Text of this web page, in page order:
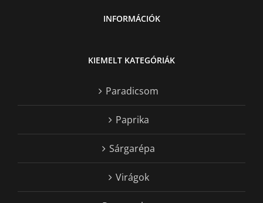
INFORMÁCIÓK
KIEMELT KATEGÓRIÁK
Paradicsom
Paprika
Sárgarépa
Virágok